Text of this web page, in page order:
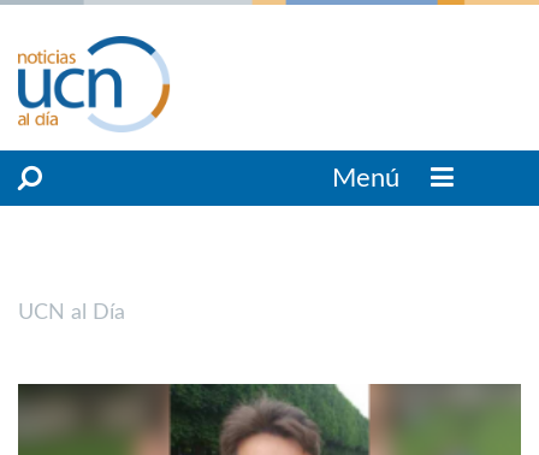
Menú
UCN al Día